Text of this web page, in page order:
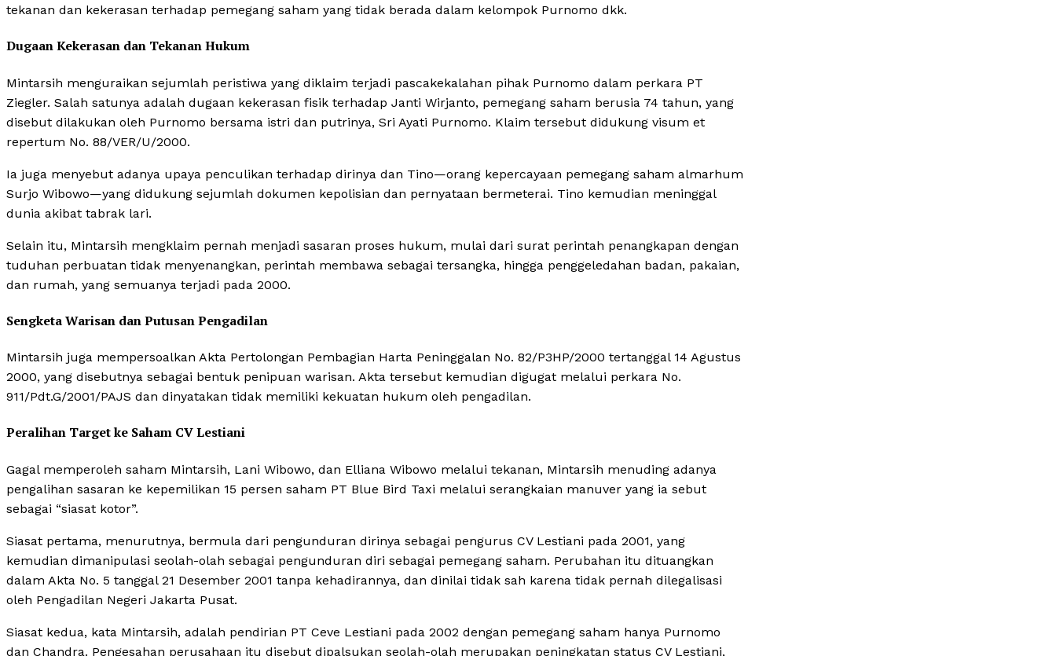
tekanan dan kekerasan terhadap pemegang saham yang tidak berada dalam kelompok Purnomo dkk.
Dugaan Kekerasan dan Tekanan Hukum
Mintarsih menguraikan sejumlah peristiwa yang diklaim terjadi pascakekalahan pihak Purnomo dalam perkara PT
Ziegler. Salah satunya adalah dugaan kekerasan fisik terhadap Janti Wirjanto, pemegang saham berusia 74 tahun, yang
disebut dilakukan oleh Purnomo bersama istri dan putrinya, Sri Ayati Purnomo. Klaim tersebut didukung visum et
repertum No. 88/VER/U/2000.
Ia juga menyebut adanya upaya penculikan terhadap dirinya dan Tino—orang kepercayaan pemegang saham almarhum
Surjo Wibowo—yang didukung sejumlah dokumen kepolisian dan pernyataan bermeterai. Tino kemudian meninggal
dunia akibat tabrak lari.
Selain itu, Mintarsih mengklaim pernah menjadi sasaran proses hukum, mulai dari surat perintah penangkapan dengan
tuduhan perbuatan tidak menyenangkan, perintah membawa sebagai tersangka, hingga penggeledahan badan, pakaian,
dan rumah, yang semuanya terjadi pada 2000.
Sengketa Warisan dan Putusan Pengadilan
Mintarsih juga mempersoalkan Akta Pertolongan Pembagian Harta Peninggalan No. 82/P3HP/2000 tertanggal 14 Agustus
2000, yang disebutnya sebagai bentuk penipuan warisan. Akta tersebut kemudian digugat melalui perkara No.
911/Pdt.G/2001/PAJS dan dinyatakan tidak memiliki kekuatan hukum oleh pengadilan.
Peralihan Target ke Saham CV Lestiani
Gagal memperoleh saham Mintarsih, Lani Wibowo, dan Elliana Wibowo melalui tekanan, Mintarsih menuding adanya
pengalihan sasaran ke kepemilikan 15 persen saham PT Blue Bird Taxi melalui serangkaian manuver yang ia sebut
sebagai “siasat kotor”.
Siasat pertama, menurutnya, bermula dari pengunduran dirinya sebagai pengurus CV Lestiani pada 2001, yang
kemudian dimanipulasi seolah-olah sebagai pengunduran diri sebagai pemegang saham. Perubahan itu dituangkan
dalam Akta No. 5 tanggal 21 Desember 2001 tanpa kehadirannya, dan dinilai tidak sah karena tidak pernah dilegalisasi
oleh Pengadilan Negeri Jakarta Pusat.
Siasat kedua, kata Mintarsih, adalah pendirian PT Ceve Lestiani pada 2002 dengan pemegang saham hanya Purnomo
dan Chandra. Pengesahan perusahaan itu disebut dipalsukan seolah-olah merupakan peningkatan status CV Lestiani,